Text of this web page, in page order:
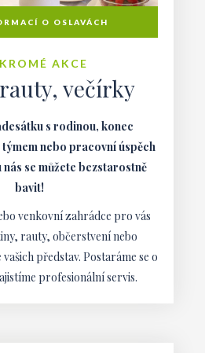
O OSLAVÁCH
AKCE
večírky
s rodinou, konec
nebo pracovní úspěch
nás se můžete bezstarostně
bavit!
venkovní zahrádce pro vás
rauty, občerstvení nebo
představ. Postaráme se o
profesionální servis.